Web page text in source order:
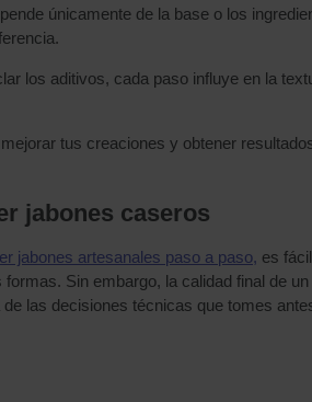
únicamente de la base o los
los aditivos, cada paso influye en la
tus creaciones y obtener
jabones caseros
jabones artesanales paso a paso, es
Sin embargo, la calidad final de
las decisiones técnicas que tomes